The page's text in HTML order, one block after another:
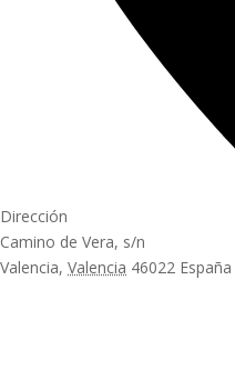
Dirección
Camino de Vera, s/n
Valencia, Valencia 46022 España